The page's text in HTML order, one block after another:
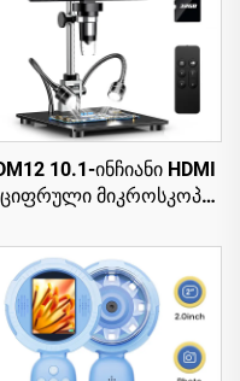
10.1-ინჩიანი HDMI
ციფრული მიკროსკოპი
მიკროსკოპი 10 LED-ით